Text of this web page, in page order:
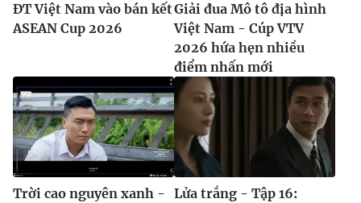
ĐT Việt Nam vào bán kết
ASEAN Cup 2026
Giải đua Mô tô địa hình
Việt Nam - Cúp VTV
2026 hứa hẹn nhiều
điểm nhấn mới
Trời cao nguyên xanh - Lửa trắng - Tập 16: